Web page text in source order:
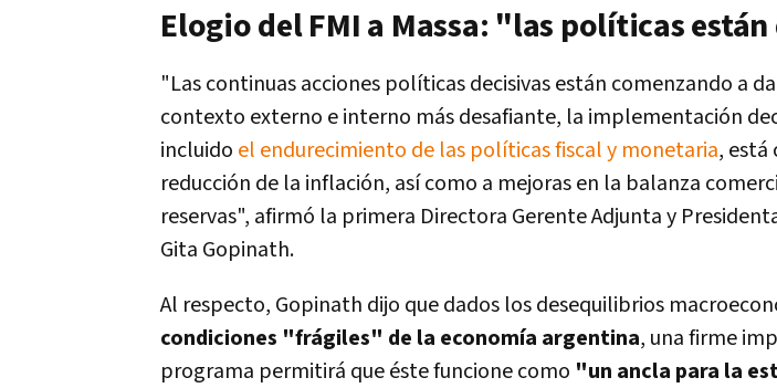
Elogio del FMI a Massa: "las políticas
"Las continuas acciones políticas decisivas están comenzando a
contexto externo e interno más desafiante, la implementación
incluido el endurecimiento de las políticas fiscal y monetaria, está
reducción de la inflación, así como a mejoras en la balanza
reservas", afirmó la primera Directora Gerente Adjunta y
Gita Gopinath.
Al respecto, Gopinath dijo que dados los desequilibrios
condiciones "frágiles" de la economía argentina, una firme
programa permitirá que éste funcione como "un ancla para la